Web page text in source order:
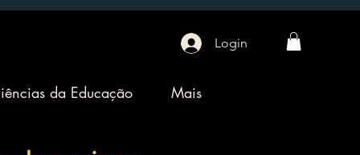
Login
da Educação Mais